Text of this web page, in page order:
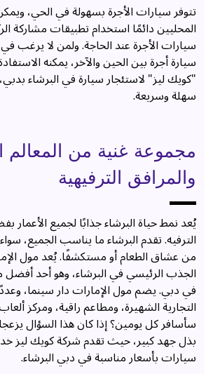
تتوفر سيارات الأجرة بسهولة في الحي،
المحليين دائمًا استخدام تطبيقات مشاركة
سيارات الأجرة عند الحاجة. ولمن لا يرغب
سيارة أجرة بين الحين والآخر، يمكنه
"كويك ليز" لاستئجار سيارة في البرشاء
سهلة وسريعة.
مجموعة غنية من المعالم
والمرافق الترفيهية
يُعد نمط حياة البرشاء جذابًا لجميع الأعمار
الترفيه. تقدم البرشاء ما يناسب الجميع،
من عشاق الطعام أو مستكشفًا. يُعد مول
الجذب الرئيسي في البرشاء، وهو أحد أفضل
في دبي. يضم مول الإمارات دار سينما،
التجارية الشهيرة، ومطاعم راقية، ومركز
سأسافر كل يومين؟ إذا كان هذا السؤال
بذل جهد كبير، حيث تقدم شركة كويك ليز
سيارات بأسعار مناسبة في دبي البرشاء.